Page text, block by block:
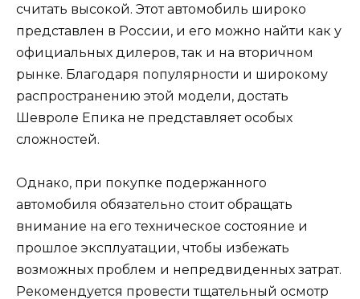
считать высокой. Этот автомобиль широко
представлен в России, и его можно найти как у
официальных дилеров, так и на вторичном
рынке. Благодаря популярности и широкому
распространению этой модели, достать
Шевроле Епика не представляет особых
сложностей.
Однако, при покупке подержанного
автомобиля обязательно стоит обращать
внимание на его техническое состояние и
прошлое эксплуатации, чтобы избежать
возможных проблем и непредвиденных затрат.
Рекомендуется провести тщательный осмотр